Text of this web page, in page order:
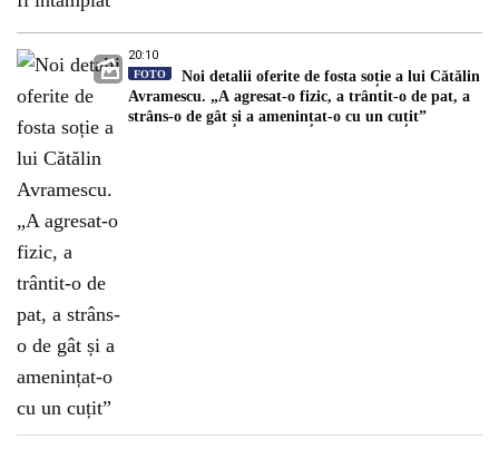
20:10
FOTO
Noi detalii oferite de fosta soție a lui Cătălin
Avramescu. „A agresat-o fizic, a trântit-o de pat, a
strâns-o de gât și a amenințat-o cu un cuțit”